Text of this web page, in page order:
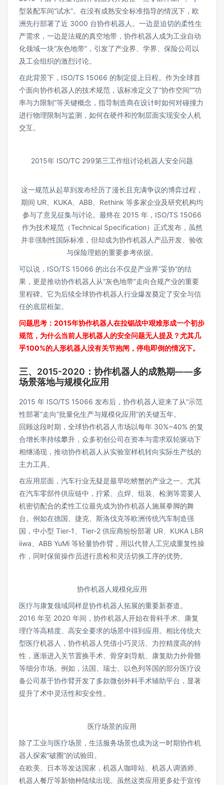
型装配车间“试水”。在没有成熟安全标准指导的情况下，欧
洲先行部署了近 3000 台协作机器人。一边是迫切的柔性生
产需求，一边是法规的真空地带，协作机器人成为工业自动
化领域一块“灰色地带”，引发了产业界、学界、保险公司以
及工会组织的激烈讨论。
在此背景下，ISO/TS 15066 的制定提上日程。作为全球首
个面向协作机器人的技术规范，该标准定义了“协作空间”“功
率与力限制”等关键概念，指导制造商在设计时如何对碰撞力
进行物理限制与监测，如何在硬件和控制层面实现安全人机
交互。
2015年 ISO/TC 299第三工作组讨论机器人安全问题
这一规范从起草到发布经历了漫长且充满争议的博弈过程，
期间 UR、KUKA、ABB、Rethink 等多家企业及研究机构均
参与了意见征集与讨论。最终在 2015 年，ISO/TS 15066
作为技术规范（Technical Specification）正式发布，虽然
并非强制性国际标准，但却成为协作机器人产品开发、验收
与保险理赔的重要参考依据。
可以说，ISO/TS 15066 的出台不仅是产业界“妥协”的结
果，更是推动协作机器人从“灰色地带”走向合规产业的重要
里程碑。它为后续全球协作机器人行业爆发奠定了安全与信
任的底层框架。
问题思考：2015年协作机器人在拉锯战中艰难形成一个初步
规范，为什么当前人形机器人的安全问题无人提及？尤其几
乎100%的人形机器人没有关节抱闸，停电即倒的情况下。
三、2015-2020：协作机器人的成熟期——多
场景落地与规模化应用
2015 年 ISO/TS 15066 发布后，协作机器人迎来了从“示范
性部署”走向“批量化生产与规模化应用”的关键五年。
回顾这段时期，全球协作机器人市场以每年 30%~40% 的复
合增长率持续攀升，众多初创公司在资本与需求双轮驱动下
相继涌现，推动协作机器人从实验室样机转向实际生产线的
主力工具。
在应用层面，汽车行业无疑是最早吃螃蟹的产业之一。尤其
在汽车零部件供应链中，拧紧、点焊、组装、检测等需要人
机密切配合的柔性工位最先成为协作机器人施展拳脚的舞
台。例如在德国、捷克、斯洛伐克等欧洲传统汽车制造强
国，中小型 Tier-1、Tier-2 供应商纷纷部署 UR、KUKA LBR
iiwa、ABB YuMi 等轻量协作臂，用以代替人工完成重复性操
作，同时保留操作员进行质检和灵活切换工序的优势。
协作机器人规模化应用
医疗与康复领域同样是协作机器人拓展的重要新赛道。
2016 年至 2020 年间，协作机器人开始在骨科手术、康复
理疗等高精度、高安全要求的场景中得到应用。相比传统大
型医疗机器人，协作机器人凭借小巧灵活、力控精度高的特
性，逐渐进入关节置换手术、骨穿刺导航、康复助力外骨骼
等细分市场。例如，法国、瑞士、以色列等国的部分医疗设
备公司基于协作臂开发了多款微创外科手术辅助平台，显著
提升了术中灵活性和安全性。
医疗场景的应用
除了工业与医疗场景，生活服务场景也成为这一时期协作机
器人探索“破圈”的试验田。
在欧美、日本等发达国家，机器人咖啡站、机器人调酒师、
机器人餐厅等新物种陆续出现。虽然这类应用更多处于宣传